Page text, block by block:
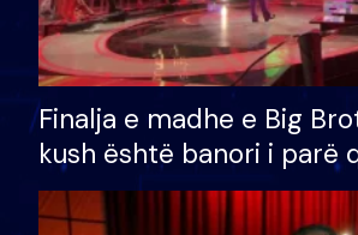
Finalja e madhe e Big
kush është banori i parë
shtëpinë dhe humb
të fituar çmimin e madh